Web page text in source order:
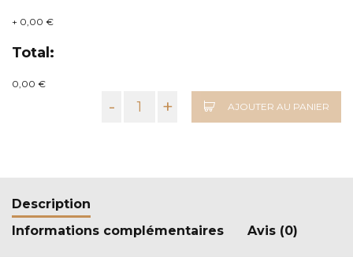
+ 0,00 €
Total:
0,00 €
- + AJOUTER AU PANIER
Description
Informations complémentaires
Avis (0)